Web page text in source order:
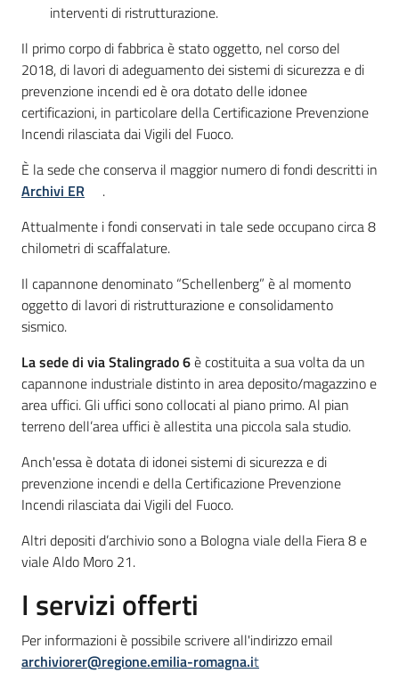
interventi di ristrutturazione.
Il primo corpo di fabbrica è stato oggetto, nel corso del
2018, di lavori di adeguamento dei sistemi di sicurezza e di
prevenzione incendi ed è ora dotato delle idonee
certificazioni, in particolare della Certificazione Prevenzione
Incendi rilasciata dai Vigili del Fuoco.
È la sede che conserva il maggior numero di fondi descritti in
Archivi ER
.
Attualmente i fondi conservati in tale sede occupano circa 8
chilometri di scaffalature.
Il capannone denominato “Schellenberg” è al momento
oggetto di lavori di ristrutturazione e consolidamento
sismico.
La sede di via Stalingrado 6è costituita a sua volta da un
capannone industriale distinto in area deposito/magazzino e
area uffici. Gli uffici sono collocati al piano primo. Al pian
terreno dell’area uffici è allestita una piccola sala studio.
Anch'essa è dotata di idonei sistemi di sicurezza e di
prevenzione incendi e della Certificazione Prevenzione
Incendi rilasciata dai Vigili del Fuoco.
Altri depositi d’archivio sono a Bologna viale della Fiera 8 e
viale Aldo Moro 21.
I servizi offerti
Per informazioni è possibile scrivere all'indirizzo email
archiviorer@regione.emilia-romagna.it